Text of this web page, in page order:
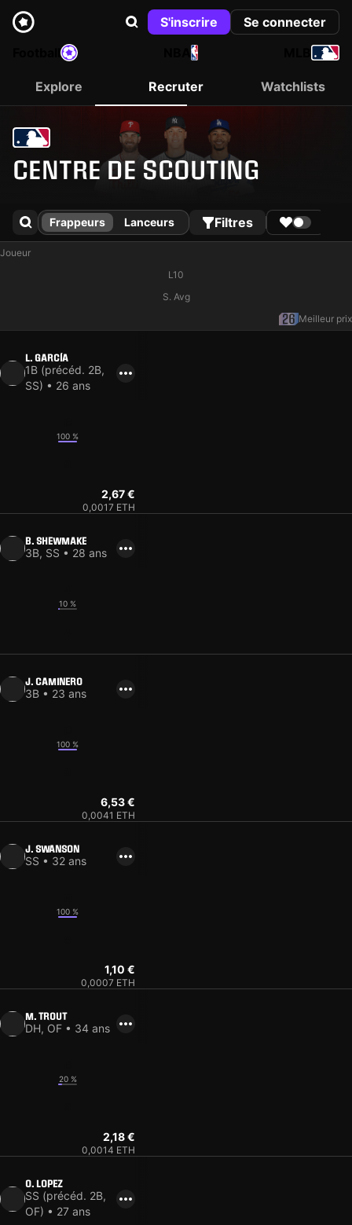
S'inscrire
Se connecter
NBA
Explore Recruter Watchlists
CENTRE DE SCOUTING
Frappeurs Lanceurs Filtres
Joueur
L10
S. Avg
Meilleur prix
L. GARCÍA
1B (précéd. 2B,
SS) • 26 ans
100 %
0,0017 ETH
2,67 €
B. SHEWMAKE
3B, SS • 28 ans
10 %
J. CAMINERO
3B • 23 ans
100 %
0,0041 ETH
6,53 €
J. SWANSON
SS • 32 ans
100 %
0,0007 ETH
1,10 €
M. TROUT
DH, OF • 34 ans
20 %
0,0014 ETH
2,18 €
O. LOPEZ
SS (précéd. 2B,
OF) • 27 ans